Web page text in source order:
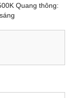
Quang thông: